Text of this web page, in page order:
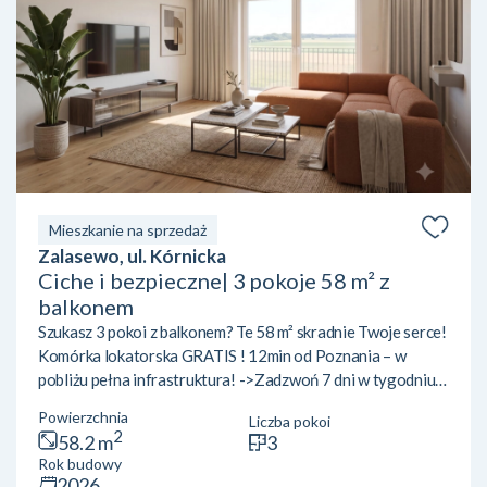
Mieszkanie na sprzedaż
Zalasewo, ul. Kórnicka
Ciche i bezpieczne| 3 pokoje 58 m² z
balkonem
Szukasz 3 pokoi z balkonem? Te 58 m² skradnie Twoje serce!
Komórka lokatorska GRATIS ! 12min od Poznania – w
pobliżu pełna infrastruktura! ->Zadzwoń 7 dni w tygodniu
dewelopera:Nie płacisz prowizji!Nie płacisz podatku PCC!
(Oszczędzasz 11 000 PLN) Bezpłatnie pomogę w uzyskaniu
najlepszego kredytu na to mieszkanie, a dodatkowo dla
Powierzchnia
58.2 m2
Liczba pokoi
3
Rok budowy